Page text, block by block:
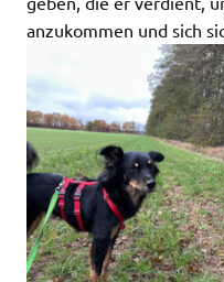
anzukommen und sich